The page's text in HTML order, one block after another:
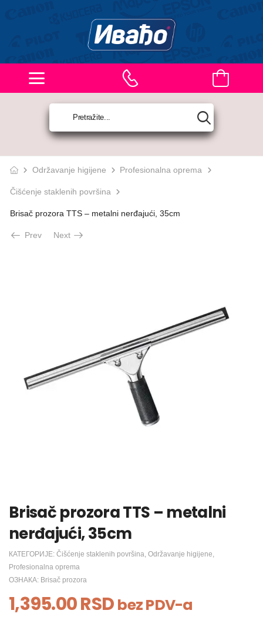
Održavanje higijene Profesionalna oprema
Čišćenje staklenih površina
Brisač prozora TTS – metalni nerđajući, 35cm
Prev Next
Brisač prozora TTS – metalni
nerđajući, 35cm
КАТЕГОРИЈЕ: Čišćenje staklenih površina Održavanje higijene
Profesionalna oprema
ОЗНАКА: Brisač prozora
1,395.00RSD bez PDV-a